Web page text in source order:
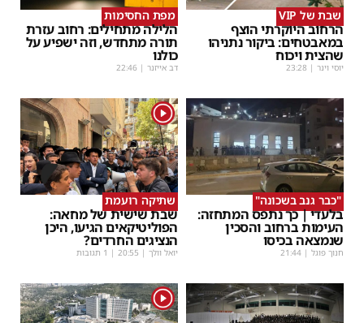
שבת של VIP
הרחוב היוקרתי הוצף
במאבטחים: ביקור נתניהו
שהצית ויכוח
יוסי וינר |
23:28
מפת החסימות
הלילה מתחילים: רחוב עזרת
תורה מתחדש, וזה ישפיע על
כולנו
דב אייזנר |
22:46
"כבר גנב בשכונה"
בלעדי | כך נתפס המתחזה:
העימות ברחוב והסכין
שנמצאה בכיסו
חנוך פוגל |
21:44
1
שתיקה רועמת
שבת שישית של מחאה:
הפוליטיקאים הגיעו, היכן
הנציגים החרדים?
יואל וולך |
20:55 | 1 תגובות
1